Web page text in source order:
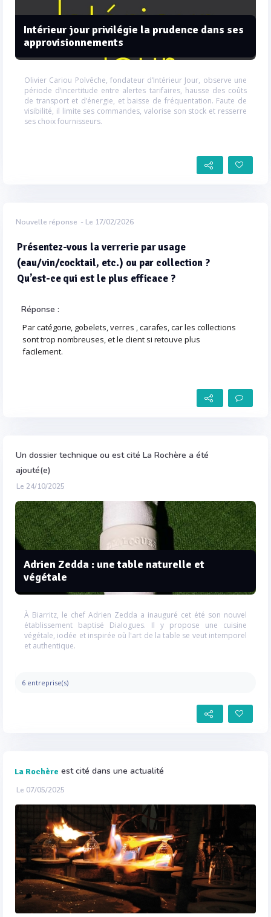
Intérieur jour privilégie la prudence dans ses
approvisionnements
Olivier Cariou Polvêche, fondateur d’Intérieur Jour, observe une
période d’incertitude entre alertes tarifaires, hausse des coûts
de transport et d’énergie, et baisse de fréquentation. Faute de
visibilité, il limite ses commandes, valorise son stock et resserre
ses choix fournisseurs.
Nouvelle réponse - Le 17/02/2026
Présentez-vous la verrerie par usage
(eau/vin/cocktail, etc.) ou par collection ?
Qu’est-ce qui est le plus efficace ?
Réponse :
Par catégorie, gobelets, verres , carafes, car les collections
sont trop nombreuses, et le client si retouve plus
facilement.
Un dossier technique ou est cité La Rochère a été
ajouté(e)
Le 24/10/2025
Adrien Zedda : une table naturelle et
végétale
À Biarritz, le chef Adrien Zedda a inauguré cet été son nouvel
établissement baptisé Dialogues. Il y propose une cuisine
végétale, iodée et inspirée où l'art de la table se veut intemporel
et authentique.
6 entreprise(s)
La Rochère est cité dans une actualité
Le 07/05/2025